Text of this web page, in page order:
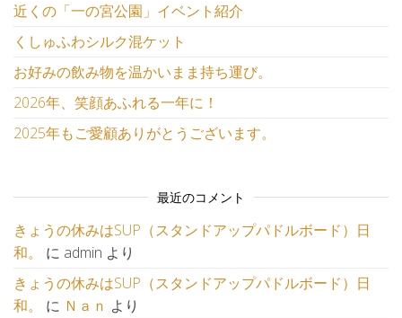
近くの「一の宮公園」イベント紹介
くしゅふわシルク混ケット
お好みの飲み物を温かいまま持ち運び。
2026年、笑顔あふれる一年に！
2025年もご愛顧ありがとうございます。
最近のコメント
きょうの休みはSUP（スタンドアップパドルボード）日
和。
に admin より
きょうの休みはSUP（スタンドアップパドルボード）日
和。
に Ｎａｎ より